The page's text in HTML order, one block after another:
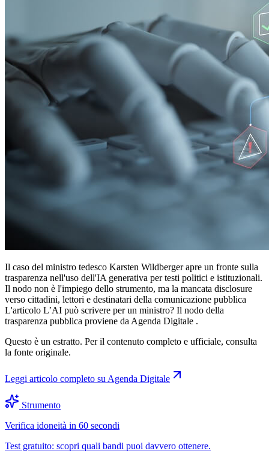
Il caso del ministro tedesco Karsten Wildberger apre un fronte sulla
trasparenza nell'uso dell'IA generativa per testi politici e istituzionali.
Il nodo non è l'impiego dello strumento, ma la mancata disclosure
verso cittadini, lettori e destinatari della comunicazione pubblica
L'articolo L’AI può scrivere per un ministro? Il nodo della
trasparenza pubblica proviene da Agenda Digitale .
Questo è un estratto. Per il contenuto completo e ufficiale, consulta
la fonte originale.
Leggi articolo completo su Agenda Digitale
Strumento
Verifica idoneità in 60 secondi
Test gratuito: scopri quali bandi puoi davvero ottenere.